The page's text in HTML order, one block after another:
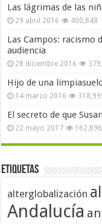
Las lágrimas de las
29 abril 2016 400,848
Las Campos: racismo
audiencia
28 diciembre 2016
Hijo de una
14 marzo 2016
El secreto de que
22 mayo 2017 162,896
Etiquetas
alterglobalización
Andalucía